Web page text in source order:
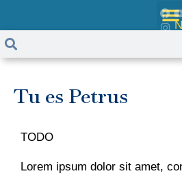
au
contenu
F
a
c
o
I
n
s
g
Rechercher
Tu es Petrus
TODO
Lorem ipsum dolor sit amet,